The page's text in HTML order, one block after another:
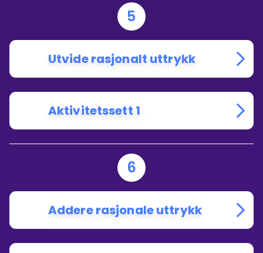
5
Utvide rasjonalt uttrykk
Aktivitetssett 1
6
Addere rasjonale uttrykk